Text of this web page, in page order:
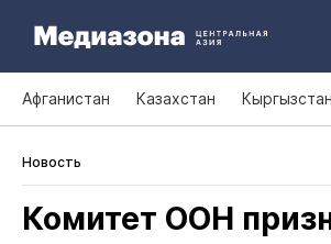
Афганистан Казахстан Кыргызстан
Новость
Комитет ООН